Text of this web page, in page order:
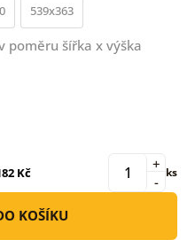
539x363
poměru šířka x výška
Kč -
+ ks
KOŠÍKU